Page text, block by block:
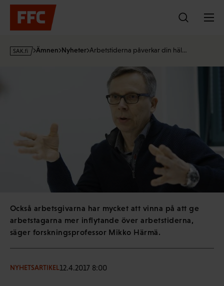
Hoppa
innehållet
s
Ämnen Nyheter Arbetstiderna påverkar din häl…
Också arbetsgivarna har mycket att vinna på att ge
arbetstagarna mer inflytande över arbetstiderna,
säger forskningsprofessor Mikko Härmä.
NYHETSARTIKEL12.4.2017 8:00